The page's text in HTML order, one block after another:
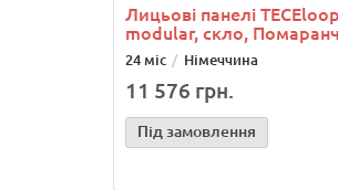
Лицьові панелі TECEloop
modular, скло,
24 міс Німеччина
11 576 грн.
Під замовлення